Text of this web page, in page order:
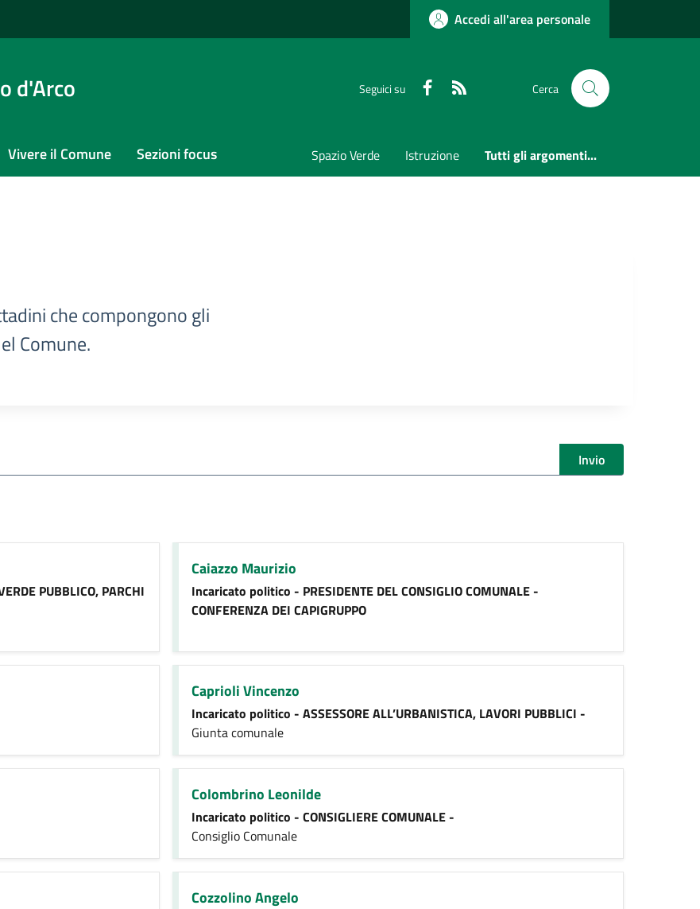
Accedi all'area personale
d'Arco Seguici su Faceboook Cerca
Vivere il Comune Sezioni focus Spazio Verde Istruzione Tutti gli argomenti...
che compongono gli
Comune.
Invio
PUBBLICO, PARCHI
Caiazzo Maurizio
Incaricato politico - PRESIDENTE DEL CONSIGLIO COMUNALE -
CONFERENZA DEI CAPIGRUPPO
Caprioli Vincenzo
Incaricato politico - ASSESSORE ALL’URBANISTICA, LAVORI PUBBLICI -
Giunta comunale
Colombrino Leonilde
Incaricato politico - CONSIGLIERE COMUNALE -
Consiglio Comunale
Cozzolino Angelo